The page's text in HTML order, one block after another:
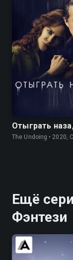
Отыграть
The Undoing • 2020,
Ещё
Фэнтези